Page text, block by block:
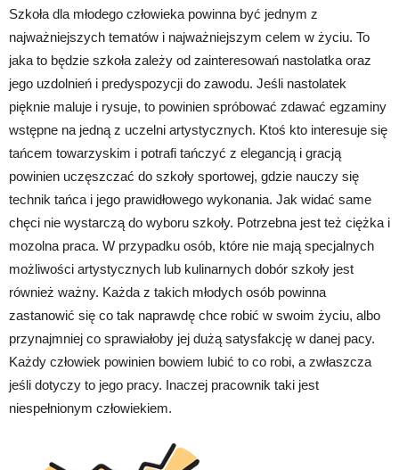
Szkoła dla młodego człowieka powinna być jednym z
najważniejszych tematów i najważniejszym celem w życiu. To
jaka to będzie szkoła zależy od zainteresowań nastolatka oraz
jego uzdolnień i predyspozycji do zawodu. Jeśli nastolatek
pięknie maluje i rysuje, to powinien spróbować zdawać egzaminy
wstępne na jedną z uczelni artystycznych. Ktoś kto interesuje się
tańcem towarzyskim i potrafi tańczyć z elegancją i gracją
powinien uczęszczać do szkoły sportowej, gdzie nauczy się
technik tańca i jego prawidłowego wykonania. Jak widać same
chęci nie wystarczą do wyboru szkoły. Potrzebna jest też ciężka i
mozolna praca. W przypadku osób, które nie mają specjalnych
możliwości artystycznych lub kulinarnych dobór szkoły jest
również ważny. Każda z takich młodych osób powinna
zastanowić się co tak naprawdę chce robić w swoim życiu, albo
przynajmniej co sprawiałoby jej dużą satysfakcję w danej pacy.
Każdy człowiek powinien bowiem lubić to co robi, a zwłaszcza
jeśli dotyczy to jego pracy. Inaczej pracownik taki jest
niespełnionym człowiekiem.